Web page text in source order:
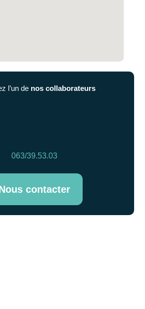
l’un de nos collaborateurs
063/39.53.03
contacter